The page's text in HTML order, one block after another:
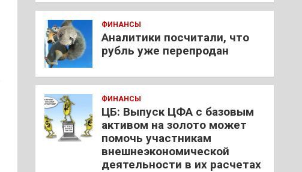
ФИНАНСЫ
Аналитики посчитали, что
рубль уже перепродан
ФИНАНСЫ
ЦБ: Выпуск ЦФА с базовым
активом на золото может
помочь участникам
внешнеэкономической
деятельности в их расчетах